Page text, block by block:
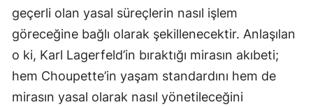
geçerli olan yasal süreçlerin nasıl işlem
göreceğine bağlı olarak şekillenecektir. Anlaşılan
o ki, Karl Lagerfeld’in bıraktığı mirasın akıbeti;
hem Choupette’in yaşam standardını hem de
mirasın yasal olarak nasıl yönetileceğini